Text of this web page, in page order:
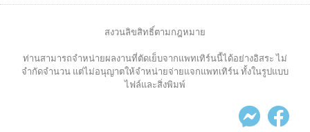
สงวนลิขสิทธิ์ตามกฎหมาย
ท่านสามารถจำหน่ายผลงานที่ตัดเย็บจากแพทเทิร์นนี้ได้อย่างอิสระ ไม่
จำกัดจำนวน แต่ไม่อนุญาตให้จำหน่ายจ่ายแจกแพทเทิร์น ทั้งในรูปแบบ
ไฟล์และสิ่งพิมพ์